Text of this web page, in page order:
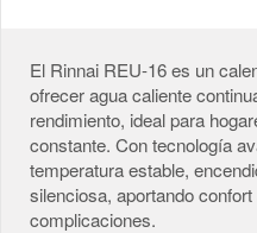
El Rinnai REU-16 es un
ofrecer agua caliente
rendimiento, ideal para
constante. Con tecnología
temperatura estable,
silenciosa, aportando
complicaciones.